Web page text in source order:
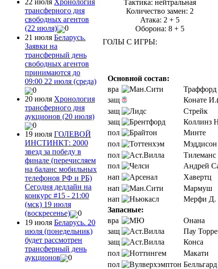
22 июля Хронология
трансферного дня
свободных агентов
(22 июля)
0
21 июля Беларусь.
Заявки на
трансферный день
свободных агентов
принимаются до
09:00 22 июля (среда)
0
20 июля Хронология
трансферного дня
аукционов (20 июля)
0
19 июля ГОЛЕВОЙ
ИНСТИНКТ: 2000
звезд за победу в
финале (перечисляем
на баланс мобильных
телефонов РФ и РБ)
Сегодня дедлайн на
конкурс #15 - 21:00
(мск) 19 июля
(воскресенье)
0
19 июля Беларусь. 20
июля (понедельник)
будет рассмотрен
трансферный день
аукционов
0
Тактика: нейтральная
Количество замен: 2
Атака: 2 + 5
Оборона: 8 + 5
ГОЛЫ С ИГРЫ:
Основной состав:
вра
Траффорд
защ
Конате
защ
Стрейк
защ
Коллинз
пол
Минте
пол
Мэддисон
пол
Тилеманс
пол
Андрей
нап
Хавертц
нап
Мармуш
нап
Мерфи Д.
Запасные:
вра
Онана
защ
Пау
защ
Конса
пол
Макати
пол
Белльгард